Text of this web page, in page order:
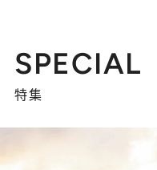
SPECIAL
特集